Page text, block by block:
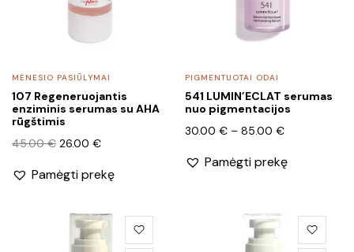
the
MĖNESIO PASIŪLYMAI
107 Regeneruojantis
enziminis serumas su AHA
rūgštimis
45.00€ Original
was:
26.00 €Current
is:
Pamėgti prekę
the
PIGMENTUOTAI ODAI
541 LUMIN’ECLAT serumas
nuo pigmentacijos
30.00 € – 85.00 €Price
30.00 €
Pamėgti prekę